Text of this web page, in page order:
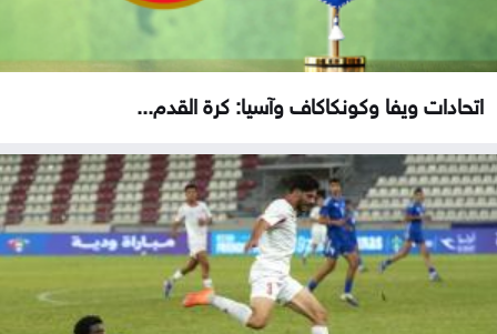
اتحادات ويفا وكونكاكاف وآسيا: كرة القدم...